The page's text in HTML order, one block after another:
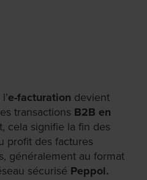
l’e-facturation devient
transactions B2B en
cela signifie la fin des
profit des factures
généralement au format
sécurisé Peppol.